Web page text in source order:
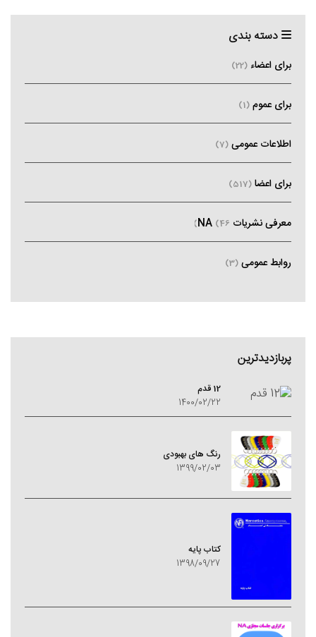
دسته بندی
برای اعضاء (22)
برای عموم (1)
اطلاعات عمومی (7)
برای اعضا (517)
معرفی نشریات NA (46)
روابط عمومی (3)
پربازدیدترین
12 قدم
1400/02/22
رنگ های بهبودی
1399/02/03
کتاب پایه
1398/09/27